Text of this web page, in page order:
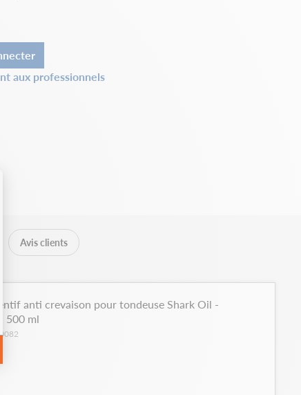
aux professionnels
Avis clients
anti crevaison pour tondeuse Shark Oil -
500 ml